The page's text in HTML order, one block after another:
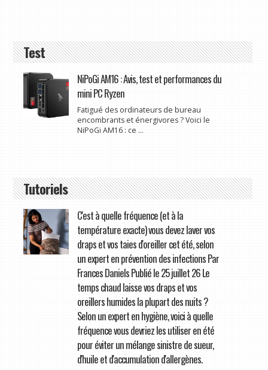
Test
NiPoGi AM16 : Avis, test et performances du
mini PC Ryzen
Fatigué des ordinateurs de bureau
encombrants et énergivores ? Voici le
NiPoGi AM16 : ce ...
Tutoriels
C'est à quelle fréquence (et à la
température exacte) vous devez laver vos
draps et vos taies d'oreiller cet été, selon
un expert en prévention des infections Par
Frances Daniels Publié le 25 juillet 26 Le
temps chaud laisse vos draps et vos
oreillers humides la plupart des nuits ?
Selon un expert en hygiène, voici à quelle
fréquence vous devriez les utiliser en été
pour éviter un mélange sinistre de sueur,
d'huile et d'accumulation d'allergènes.